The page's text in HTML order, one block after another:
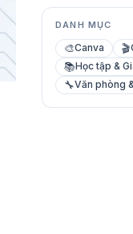
DANH MỤC
🎨Canva 🎬
📚Học tập &
🔧Văn phòng